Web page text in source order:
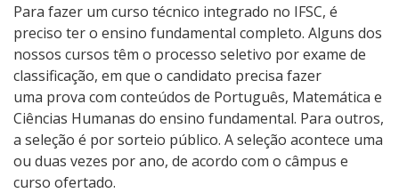
Resultados Vagas Remanescentes
Como posso estudar no IFSC?
Calendário de inscrições
Processos Seletivos
Para fazer um curso técnico integrado no IFSC, é
preciso ter o ensino fundamental completo. Alguns dos
nossos cursos têm o processo seletivo por exame de
classificação, em que o candidato precisa fazer
uma prova com conteúdos de Português, Matemática e
Ciências Humanas do ensino fundamental. Para outros,
a seleção é por sorteio público. A seleção acontece uma
ou duas vezes por ano, de acordo com o câmpus e
curso ofertado.